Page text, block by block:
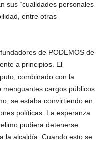
sus “cualidades personales
entre otras
de PODEMOS de
a principios. El
combinado con la
cargos públicos
se estaba convirtiendo en
políticas. La esperanza
pudiera detenerse
la alcaldía. Cuando esto se